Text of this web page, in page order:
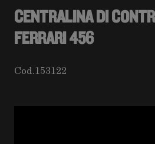
CENTRALINA DI
FERRARI 456
Cod.153122